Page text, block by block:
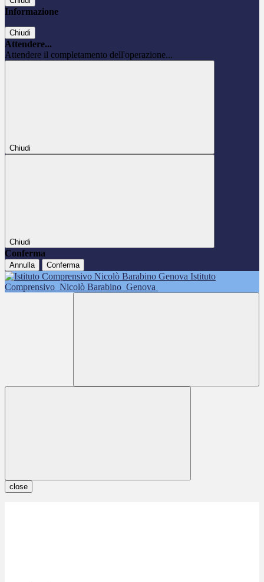
Informazione
Chiudi
Attendere...
Attendere il completamento dell'operazione...
Chiudi
Chiudi
Conferma
Annulla Conferma
Istituto
Comprensivo Nicolò Barabino Genova
close